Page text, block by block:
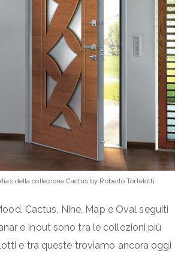
della collezione Cactus by Roberto Tortelotti
Cactus, Nine, Map e Oval seguiti
e Inout sono tra le collezioni più
e tra queste troviamo ancora oggi